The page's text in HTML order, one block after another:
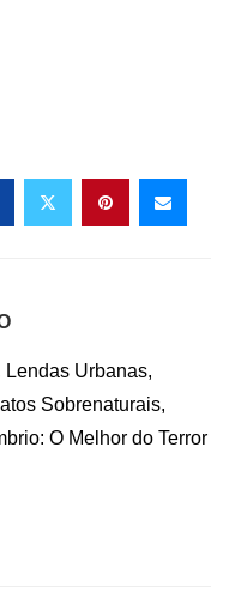
Lendas Urbanas,
Sobrenaturais,
O Melhor do Terror